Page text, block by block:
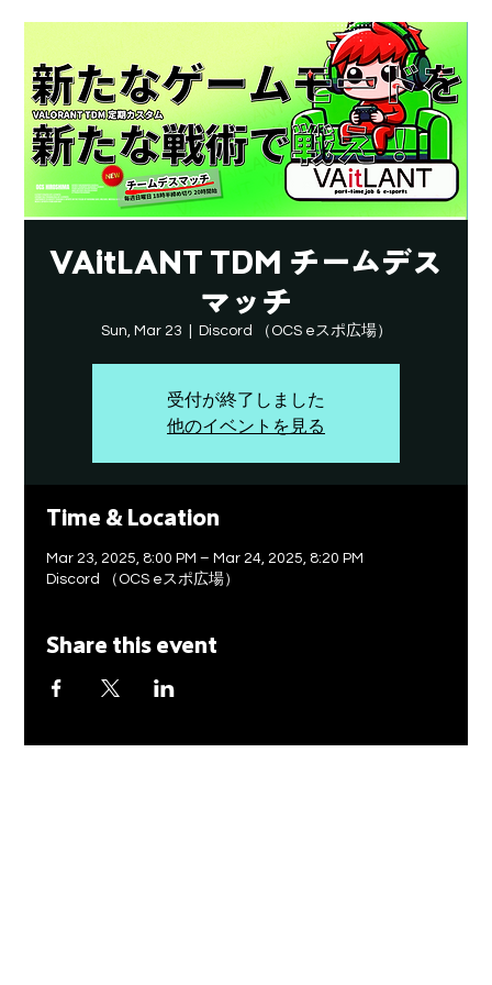
VAitLANT TDM チームデス
マッチ
Sun, Mar 23 Discord （OCS eスポ広場）
受付が終了しました
他のイベントを見る
Time & Location
Mar 23, 2025, 8:00 PM – Mar 24, 2025, 8:20 PM
Discord （OCS eスポ広場）
Share this event